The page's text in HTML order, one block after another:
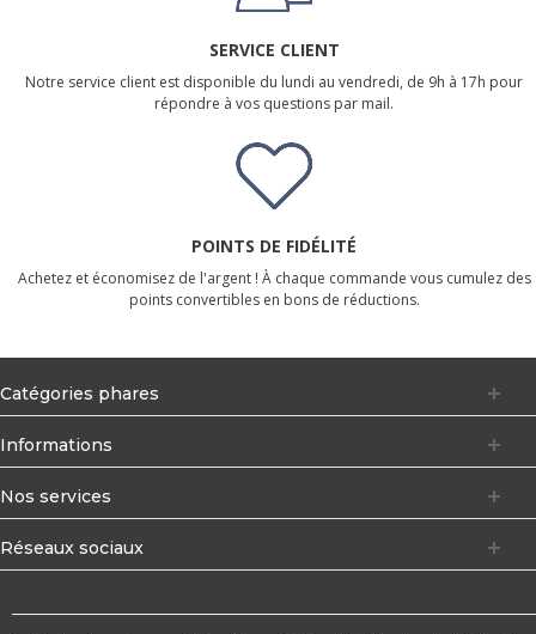
SERVICE CLIENT
Notre service client est disponible du lundi au vendredi, de 9h à 17h pour
répondre à vos questions par mail.
POINTS DE FIDÉLITÉ
Achetez et économisez de l'argent ! À chaque commande vous cumulez des
points convertibles en bons de réductions.
Catégories phares
Informations
Nos services
Réseaux sociaux